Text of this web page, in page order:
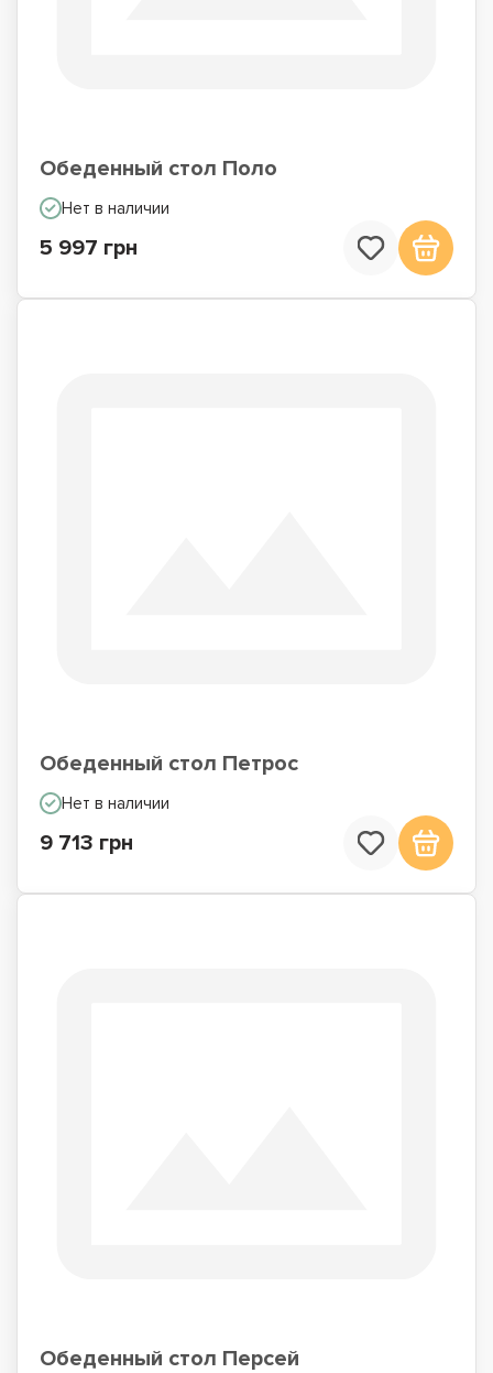
Обеденный стол Поло
Нет в наличии
5 997 грн
Обеденный стол Петрос
Нет в наличии
9 713 грн
Обеденный стол Персей